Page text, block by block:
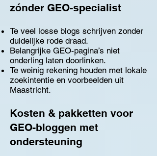
zónder GEO-specialist
Te veel losse blogs schrijven zonder
duidelijke rode draad.
Belangrijke GEO-pagina’s niet
onderling laten doorlinken.
Te weinig rekening houden met lokale
zoekintentie en voorbeelden uit
Maastricht.
Kosten & pakketten voor
GEO-bloggen met
ondersteuning